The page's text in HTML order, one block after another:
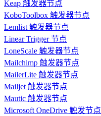
Keap 触发器节点
KoboToolbox 触发器节点
Lemlist 触发器节点
Linear Trigger 节点
LoneScale 触发器节点
Mailchimp 触发器节点
MailerLite 触发器节点
Mailjet 触发器节点
Mautic 触发器节点
Microsoft OneDrive 触发节点